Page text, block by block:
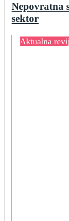
Nepovratna
sektor
Aktualna